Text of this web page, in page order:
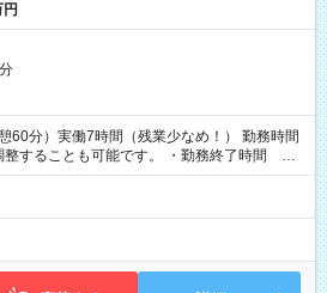
60分）実働7時間（残業少なめ！） 勤務時間
整することも可能です。 ・勤務終了時間
働 05:30～07:00